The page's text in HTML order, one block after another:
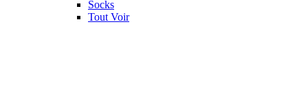
Socks
Tout Voir